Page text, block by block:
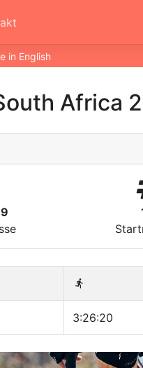
in English
Africa
3:26:20